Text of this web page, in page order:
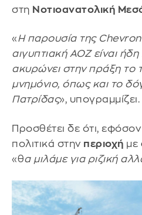
στη Νοτιοανατολική
«Η παρουσία της Chevron
αιγυπτιακή ΑΟΖ είναι ήδη
ακυρώνει στην πράξη το
μνημόνιο, όπως και το
Πατρίδας», υπογραμμίζει.
Προσθέτει δε ότι, εφόσον
πολιτικά στην περιοχή με
«θα μιλάμε για ριζική